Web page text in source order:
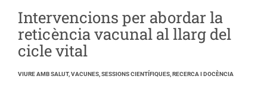
Intervencions per abordar la
reticència vacunal al llarg del
cicle vital
VIURE AMB SALUT, VACUNES, SESSIONS CIENTÍFIQUES, RECERCA I DOCÈNCIA